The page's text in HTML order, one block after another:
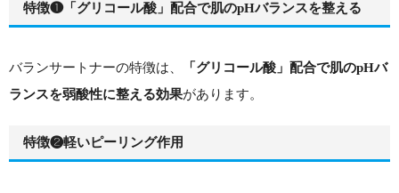
特徴❶「グリコール酸」配合で肌のpHバランスを整える
バランサートナーの特徴は、
「グリコール酸」配合で肌のpHバ
ランスを弱酸性に整える効果があります。
特徴❷軽いピーリング作用